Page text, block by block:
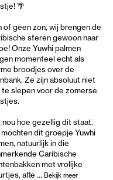
🌴
of geen zon, wij brengen de
sferen gewoon naar
Onze Yuwhi palmen
momenteel echt als
broodjes over de
Ze zijn absoluut niet
te slepen voor de zomerse
nou hoe gezellig dit staat.
mochten dit groepje Yuwhi
natuurlijk in die
Caribische
met vrolijke
afle ... Bekijk meer